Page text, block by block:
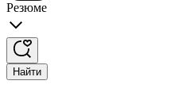
Резюме
Найти